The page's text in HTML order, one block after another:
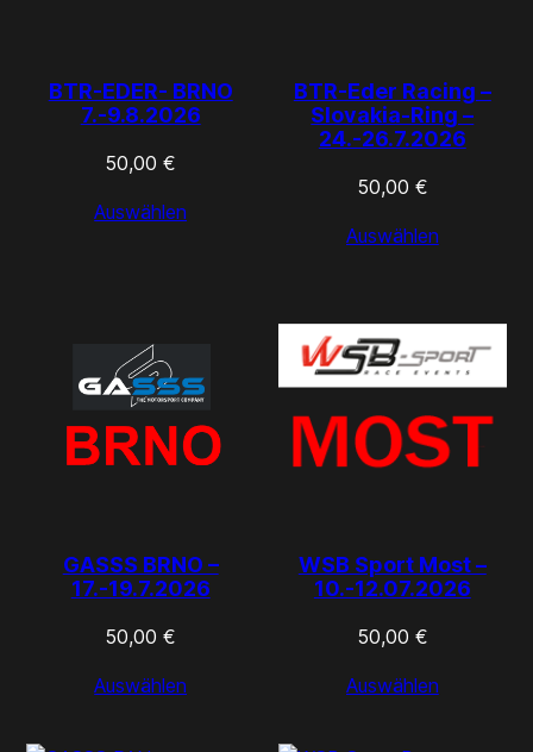
BTR-EDER- BRNO
7.-9.8.2026
50,00€
Auswählen
BTR-Eder Racing –
Slovakia-Ring –
24.-26.7.2026
50,00 €
Auswählen
GASSS BRNO –
17.-19.7.2026
50,00€
Auswählen
WSB Sport Most –
10.-12.07.2026
50,00 €
Auswählen